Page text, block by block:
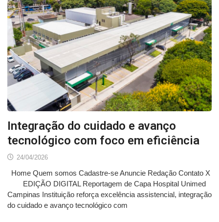
Integração do cuidado e avanço
tecnológico com foco em eficiência
24/04/2026
Home Quem somos Cadastre-se Anuncie Redação Contato X
EDIÇÃO DIGITAL Reportagem de Capa Hospital Unimed
Campinas Instituição reforça excelência assistencial, integração
do cuidado e avanço tecnológico com